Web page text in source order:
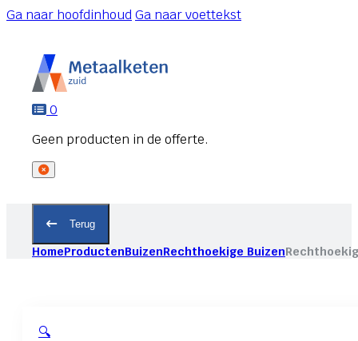
Ga naar hoofdinhoudGa naar voettekst
0
Terug
HomeProductenBuizenRechthoekige Buizen
🔍